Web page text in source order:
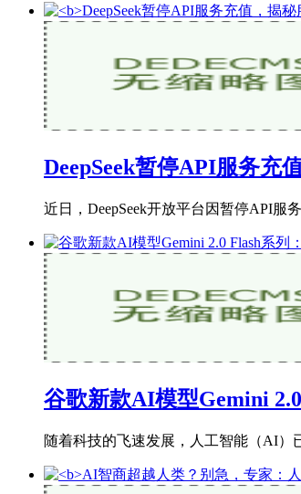
DeepSeek暂停API服务充
近日，DeepSeek开放平台因暂停API服
谷歌新款AI模型Gemini
随着科技的飞速发展，人工智能（AI）